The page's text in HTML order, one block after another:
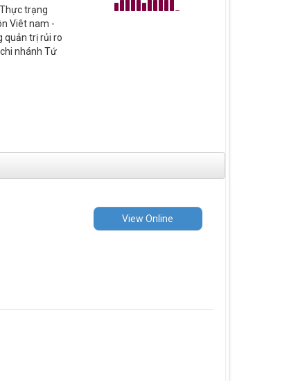
trạng
Viêt nam -
quản trị rủi ro
nhánh Tứ
View Online